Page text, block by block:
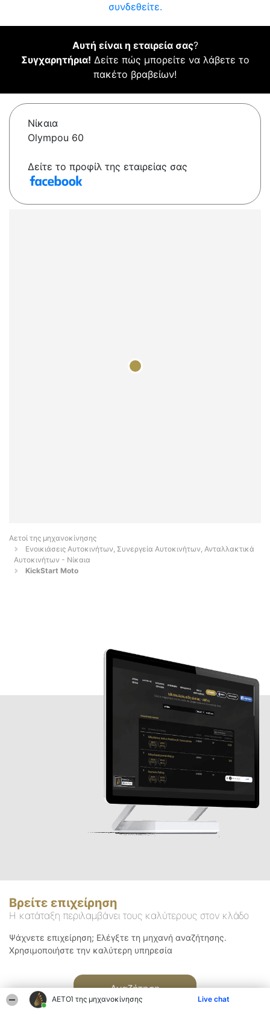
ΑΕΤΟΊ της μηχανοκίνησης Live chat
συνδεθείτε.
Αυτή είναι η εταιρεία σας?
Συγχαρητήρια! Δείτε πώς μπορείτε να λάβετε το
πακέτο βραβείων!
Νίκαια
Olympou 60
Δείτε το προφίλ της εταιρείας σας
Αετοί της μηχανοκίνησης
Ενοικιάσεις Αυτοκινήτων, Συνεργεία Αυτοκινήτων, Ανταλλακτικά
Αυτοκινήτων - Νίκαια
KickStart Moto
Βρείτε επιχείρηση
Η κατάταξη περιλαμβάνει τους καλύτερους στον κλάδο
Ψάχνετε επιχείρηση; Ελέγξτε τη μηχανή αναζήτησης.
Χρησιμοποιήστε την καλύτερη υπηρεσία
Αναζήτηση